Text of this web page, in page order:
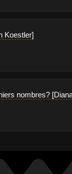
Koestler]
nombres?